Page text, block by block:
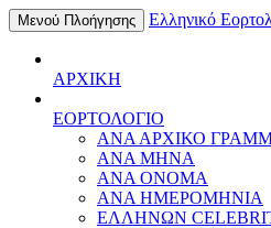
Μενού Πλοήγησης Ελληνικό
ΑΡΧΙΚΗ
ΕΟΡΤΟΛΟΓΙΟ
ΑΝΑ ΑΡΧΙΚΟ
ΑΝΑ ΜΗΝΑ
ΑΝΑ ΟΝΟΜΑ
ΑΝΑ ΗΜΕΡΟΜΗΝΙΑ
ΕΛΛΗΝΩΝ